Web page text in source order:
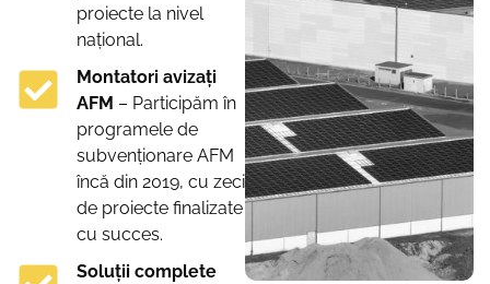
proiecte la nivel
național.
Montatori avizați
AFM – Participăm în
programele de
subvenționare AFM
încă din 2019, cu zeci
de proiecte finalizate
cu succes.
Soluții complete